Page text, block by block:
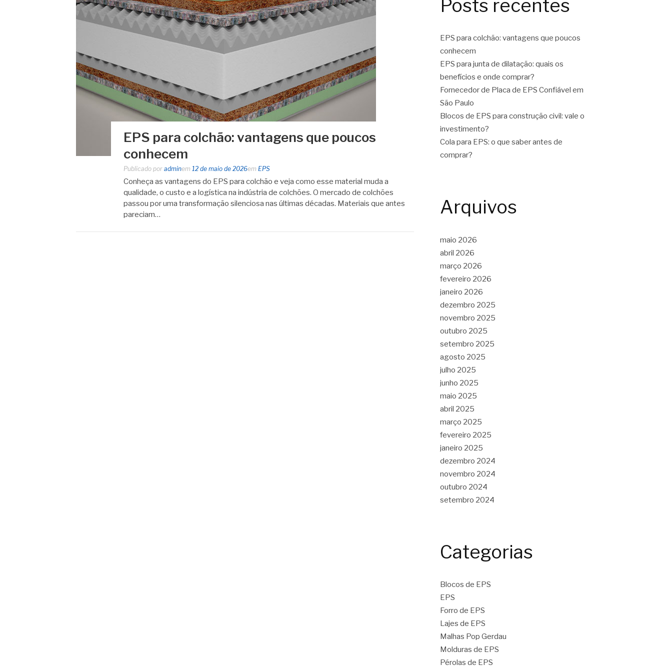
EPS para colchão: vantagens que poucos
conhecem
Publicado por adminem 12 de maio de 2026em EPS
Conheça as vantagens do EPS para colchão e veja como esse material muda a
qualidade, o custo e a logística na indústria de colchões. O mercado de colchões
passou por uma transformação silenciosa nas últimas décadas. Materiais que antes
pareciam…
Posts recentes
EPS para colchão: vantagens que poucos
conhecem
EPS para junta de dilatação: quais os
benefícios e onde comprar?
Fornecedor de Placa de EPS Confiável em
São Paulo
Blocos de EPS para construção civil: vale o
investimento?
Cola para EPS: o que saber antes de
comprar?
Arquivos
maio 2026
abril 2026
março 2026
fevereiro 2026
janeiro 2026
dezembro 2025
novembro 2025
outubro 2025
setembro 2025
agosto 2025
julho 2025
junho 2025
maio 2025
abril 2025
março 2025
fevereiro 2025
janeiro 2025
dezembro 2024
novembro 2024
outubro 2024
setembro 2024
Categorias
Blocos de EPS
EPS
Forro de EPS
Lajes de EPS
Malhas Pop Gerdau
Molduras de EPS
Pérolas de EPS